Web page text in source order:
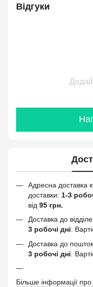
Відгуки
Адресна доставка
доставки: 1-3
від 95 грн.
Доставка до
3 робочі дні .
Доставка до
3 робочі дні .
Більше інформації про